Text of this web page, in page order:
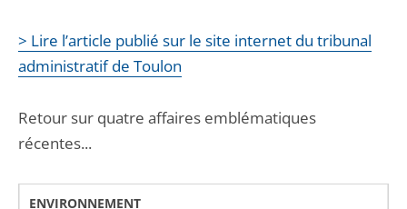
> Lire l’article publié sur le site internet du tribunal
administratif de Toulon
Retour sur quatre affaires emblématiques
récentes...
ENVIRONNEMENT